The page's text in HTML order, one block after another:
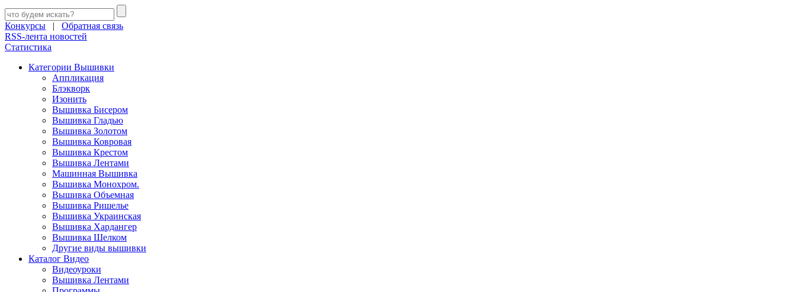
Конкурсы | Обратная связь
RSS-лента новостей
Статистика
Категории Вышивки
Аппликация
Блэкворк
Изонить
Вышивка Бисером
Вышивка Гладью
Вышивка Золотом
Вышивка Ковровая
Вышивка Крестом
Вышивка Лентами
Машинная Вышивка
Вышивка Монохром.
Вышивка Объемная
Вышивка Ришелье
Вышивка Украинская
Вышивка Хардангер
Вышивка Шелком
Другие виды вышивки
Каталог Видео
Видеоуроки
Вышивка Лентами